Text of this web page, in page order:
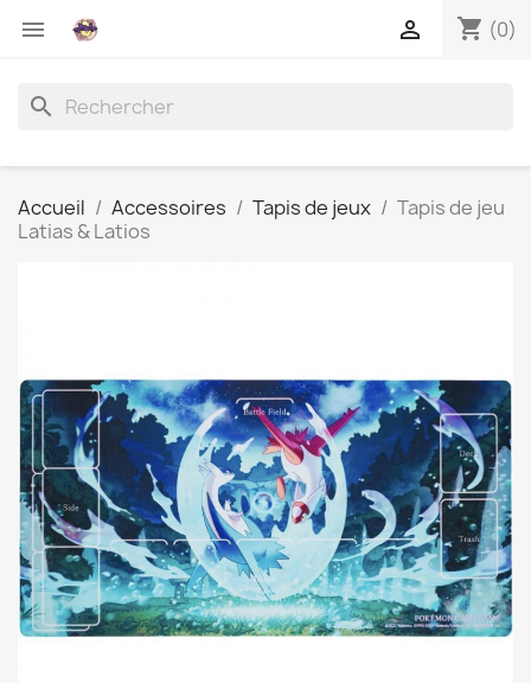
 shopping_cart (0)

search
Accueil Accessoires Tapis de jeux
Tapis de jeu
Latias & Latios